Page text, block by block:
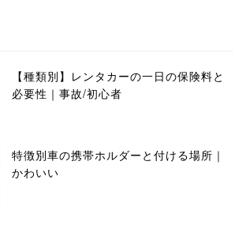
【種類別】レンタカーの一日の保険料と
必要性｜事故/初心者
特徴別車の携帯ホルダーと付ける場所｜
かわいい